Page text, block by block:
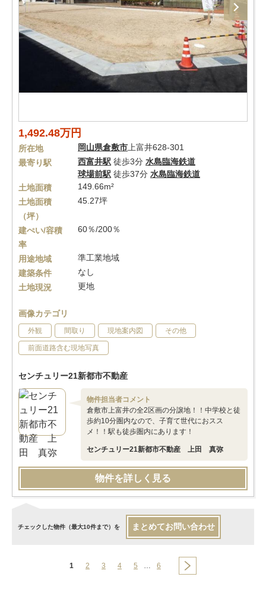
1,492.48万円
所在地 岡山県倉敷市 上富井628-301
最寄り駅
西富井駅 徒歩3分 水島臨海鉄道
球場前駅 徒歩37分 水島臨海鉄道
土地面積
149.66m²
土地面積
（坪）
45.27坪
建ぺい/容積
率
60％/200％
用途地域
準工業地域
建築条件
なし
土地現況
更地
画像カテゴリ
外観 間取り 現地案内図 その他
前面道路含む現地写真
センチュリー21新都市不動産
物件担当者コメント
倉敷市上富井の全2区画の分譲地！！中学校と徒
歩約10分圏内なので、子育て世代におスス
メ！！駅も徒歩圏内にあります！
センチュリー21新都市不動産 上田 真弥
物件を詳しく見る
チェックした物件（最大10件まで）を まとめてお問い合わせ
1 2 3 4 5 … 6